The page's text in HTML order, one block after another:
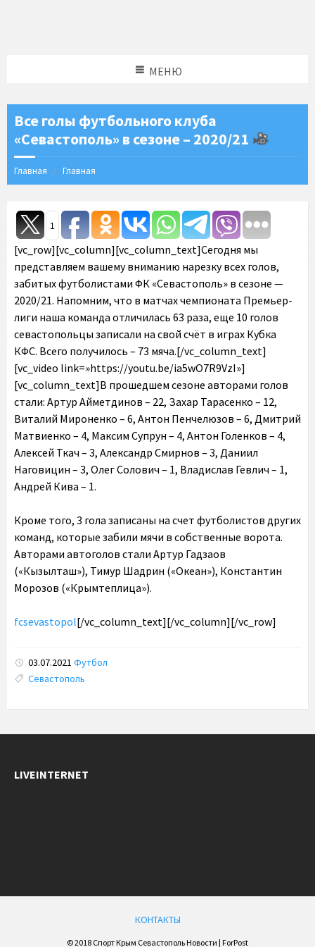
МЕНЮ
Все голы футбольного клуба
«Севастополь» в сезоне – 2020/21
Главная Главная
1
[vc_row][vc_column][vc_column_text]Сегодня мы
представляем вашему вниманию нарезку всех голов,
забитых футболистами ФК «Севастополь» в сезоне —
2020/21. Напомним, что в матчах чемпионата Премьер-
лиги наша команда отличилась 63 раза, еще 10 голов
севастопольцы записали на свой счёт в играх Кубка
КФС. Всего получилось – 73 мяча.[/vc_column_text]
[vc_video link=»https://youtu.be/ia5wO7R9VzI»]
[vc_column_text]В прошедшем сезоне авторами голов
стали: Артур Айметдинов – 22, Захар Тарасенко – 12,
Виталий Мироненко – 6, Антон Пенчелюзов – 6, Дмитрий
Матвиенко – 4, Максим Супрун – 4, Антон Голенков – 4,
Алексей Ткач – 3, Александр Смирнов – 3, Даниил
Наговицин – 3, Олег Солович – 1, Владислав Гевлич – 1,
Андрей Кива – 1.
Кроме того, 3 гола записаны на счет футболистов других
команд, которые забили мячи в собственные ворота.
Авторами автоголов стали Артур Гадзаов
(«Кызылташ»), Тимур Шадрин («Океан»), Константин
Морозов («Крымтеплица»).
fcsevastopol[/vc_column_text][/vc_column][/vc_row]
03.07.2021 Футбол
Tags:
Севастополь
LIVEINTERNET
КОНТАКТЫ
© 2018 Спорт Крым Севастополь Новости | ForPost